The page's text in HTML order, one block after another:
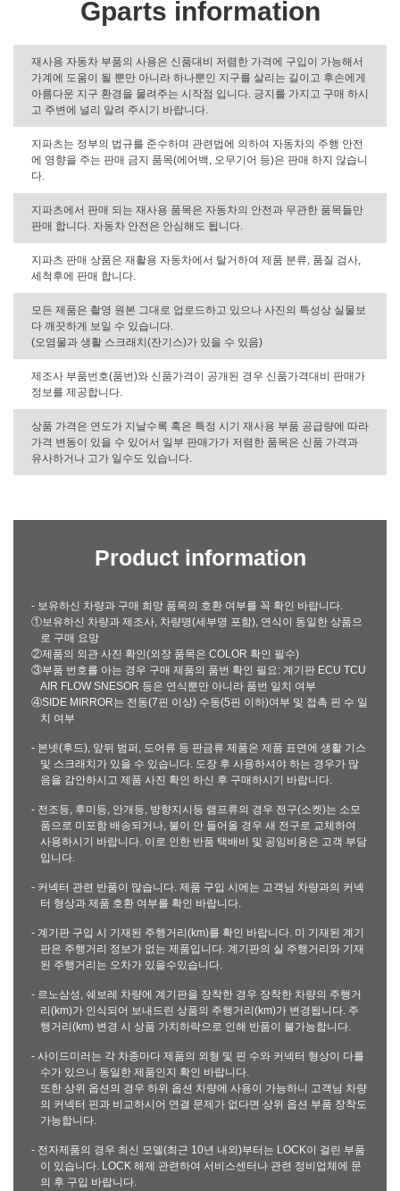
Gparts information
재사용 자동차 부품의 사용은 신품대비 저렴한 가격에 구입이 가능해서
가계에 도움이 될 뿐만 아니라 하나뿐인 지구를 살리는 길이고 후손에게
아름다운 지구 환경을 물려주는 시작점 입니다. 긍지를 가지고 구매 하시
고 주변에 널리 알려 주시기 바랍니다.
지파츠는 정부의 법규를 준수하며 관련법에 의하여 자동차의 주행 안전
에 영향을 주는 판매 금지 품목(에어백, 오무기어 등)은 판매 하지 않습니
다.
지파츠에서 판매 되는 재사용 품목은 자동차의 안전과 무관한 품목들만
판매 합니다. 자동차 안전은 안심해도 됩니다.
지파츠 판매 상품은 재활용 자동차에서 탈거하여 제품 분류, 품질 검사,
세척후에 판매 합니다.
모든 제품은 촬영 원본 그대로 업로드하고 있으나 사진의 특성상 실물보
다 깨끗하게 보일 수 있습니다.
(오염물과 생활 스크래치(잔기스)가 있을 수 있음)
제조사 부품번호(품번)와 신품가격이 공개된 경우 신품가격대비 판매가
정보를 제공합니다.
상품 가격은 연도가 지날수록 혹은 특정 시기 재사용 부품 공급량에 따라
가격 변동이 있을 수 있어서 일부 판매가가 저렴한 품목은 신품 가격과
유사하거나 고가 일수도 있습니다.
Product information
- 보유하신 차량과 구매 희망 품목의 호환 여부를 꼭 확인 바랍니다.
①보유하신 차량과 제조사, 차량명(세부명 포함), 연식이 동일한 상품으
로 구매 요망
②제품의 외관 사진 확인(외장 품목은 COLOR 확인 필수)
③부품 번호를 아는 경우 구매 제품의 품번 확인 필요: 계기판 ECU TCU
AIR FLOW SNESOR 등은 연식뿐만 아니라 품번 일치 여부
④SIDE MIRROR는 전동(7핀 이상) 수동(5핀 이하)여부 및 접촉 핀 수 일
치 여부
- 본넷(후드), 앞뒤 범퍼, 도어류 등 판금류 제품은 제품 표면에 생활 기스
및 스크래치가 있을 수 있습니다. 도장 후 사용하셔야 하는 경우가 많
음을 감안하시고 제품 사진 확인 하신 후 구매하시기 바랍니다.
- 전조등, 후미등, 안개등, 방향지시등 램프류의 경우 전구(소켓)는 소모
품으로 미포함 배송되거나, 불이 안 들어올 경우 새 전구로 교체하여
사용하시기 바랍니다. 이로 인한 반품 택배비 및 공임비용은 고객 부담
입니다.
- 커넥터 관련 반품이 많습니다. 제품 구입 시에는 고객님 차량과의 커넥
터 형상과 제품 호환 여부를 확인 바랍니다.
- 계기판 구입 시 기재된 주행거리(km)를 확인 바랍니다. 미 기재된 계기
판은 주행거리 정보가 없는 제품입니다. 계기판의 실 주행거리와 기재
된 주행거리는 오차가 있을수있습니다.
- 르노삼성, 쉐보레 차량에 계기판을 장착한 경우 장착한 차량의 주행거
리(km)가 인식되어 보내드린 상품의 주행거리(km)가 변경됩니다. 주
행거리(km) 변경 시 상품 가치하락으로 인해 반품이 불가능합니다.
- 사이드미러는 각 차종마다 제품의 외형 및 핀 수와 커넥터 형상이 다를
수가 있으니 동일한 제품인지 확인 바랍니다.
또한 상위 옵션의 경우 하위 옵션 차량에 사용이 가능하니 고객님 차량
의 커넥터 핀과 비교하시어 연결 문제가 없다면 상위 옵션 부품 장착도
가능합니다.
- 전자제품의 경우 최신 모델(최근 10년 내외)부터는 LOCK이 걸린 부품
이 있습니다. LOCK 해제 관련하여 서비스센터나 관련 정비업체에 문
의 후 구입 바랍니다.